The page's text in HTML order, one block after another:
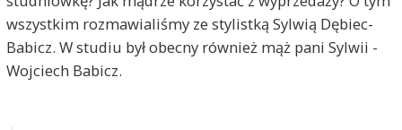
wszystkim rozmawialiśmy ze stylistką Sylwią Dębiec-
Babicz. W studiu był obecny również mąż pani Sylwii -
Wojciech Babicz.